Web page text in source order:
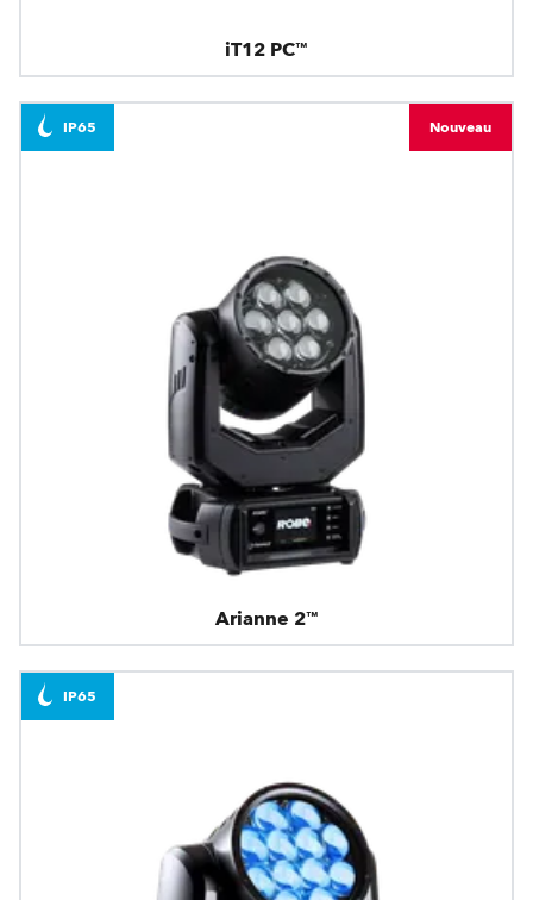
iT12 PC™
Arianne 2™
IP65 Nouveau
IP65